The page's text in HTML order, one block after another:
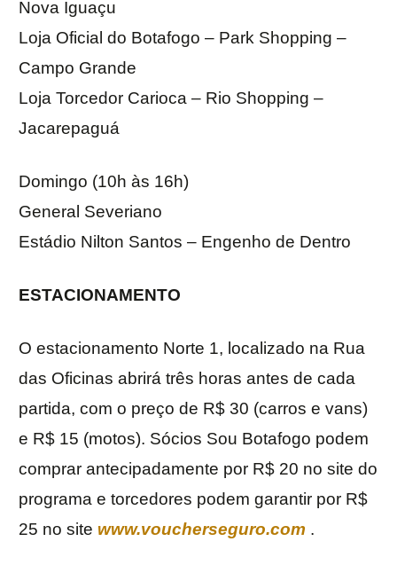
Nova Iguaçu
Loja Oficial do Botafogo – Park Shopping –
Campo Grande
Loja Torcedor Carioca – Rio Shopping –
Jacarepaguá
Domingo (10h às 16h)
General Severiano
Estádio Nilton Santos – Engenho de Dentro
ESTACIONAMENTO
O estacionamento Norte 1, localizado na Rua
das Oficinas abrirá três horas antes de cada
partida, com o preço de R$ 30 (carros e vans)
e R$ 15 (motos). Sócios Sou Botafogo podem
comprar antecipadamente por R$ 20 no site do
programa e torcedores podem garantir por R$
25 no site www.voucherseguro.com .